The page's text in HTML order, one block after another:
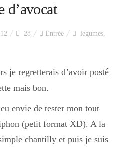
d’avocat
28 Entrée legumes,
je regretterais d’avoir posté
mais bon.
envie de tester mon tout
(petit format XD). A la
chantilly et puis je suis